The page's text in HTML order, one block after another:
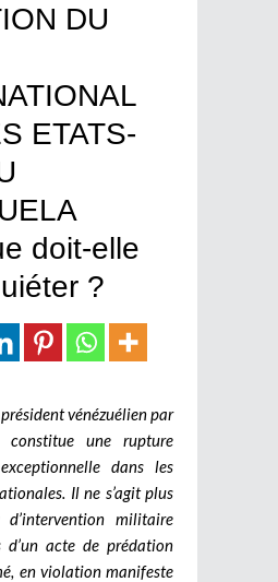
DU
ETATS-
doit-elle
?
vénézuélien par
constitue une rupture
dans les
Il ne s’agit plus
d’intervention militaire
d’un acte de prédation
en violation manifeste